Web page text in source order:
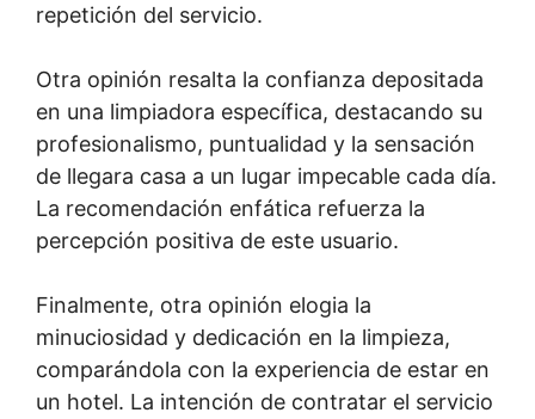
repetición del servicio.
Otra opinión resalta la confianza depositada
en una limpiadora específica, destacando su
profesionalismo, puntualidad y la sensación
de llegara casa a un lugar impecable cada día.
La recomendación enfática refuerza la
percepción positiva de este usuario.
Finalmente, otra opinión elogia la
minuciosidad y dedicación en la limpieza,
comparándola con la experiencia de estar en
un hotel. La intención de contratar el servicio